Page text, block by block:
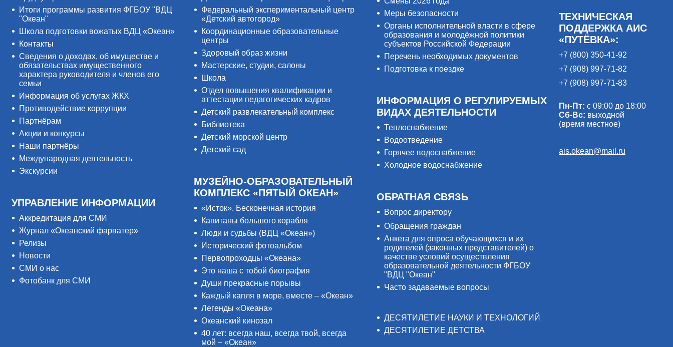
Итоги программы развития ФГБОУ "ВДЦ
"Океан"
Школа подготовки вожатых ВДЦ «Океан»
Контакты
Сведения о доходах, об имуществе и
обязательствах имущественного
характера руководителя и членов его
семьи
Информация об услугах ЖКХ
Противодействие коррупции
Партнёрам
Акции и конкурсы
Наши партнёры
Международная деятельность
Экскурсии
УПРАВЛЕНИЕ ИНФОРМАЦИИ
Аккредитация для СМИ
Журнал «Океанский фарватер»
Релизы
Новости
СМИ о нас
Фотобанк для СМИ
Федеральный экспериментальный центр
«Детский автогород»
Координационные образовательные
центры
Здоровый образ жизни
Мастерские, студии, салоны
Школа
Отдел повышения квалификации и
аттестации педагогических кадров
Детский развлекательный комплекс
Библиотека
Детский морской центр
Детский сад
МУЗЕЙНО-ОБРАЗОВАТЕЛЬНЫЙ
КОМПЛЕКС «ПЯТЫЙ ОКЕАН»
«Исток». Бесконечная история
Капитаны большого корабля
Люди и судьбы (ВДЦ «Океан»)
Исторический фотоальбом
Первопроходцы «Океана»
Это наша с тобой биография
Души прекрасные порывы
Каждый капля в море, вместе – «Океан»
Легенды «Океана»
Океанский кинозал
40 лет: всегда наш, всегда твой, всегда
мой – «Океан»
Меры безопасности
Органы исполнительной власти в сфере
образования и молодёжной политики
субъектов Российской Федерации
Перечень необходимых документов
Подготовка к поездке
ИНФОРМАЦИЯ О РЕГУЛИРУЕМЫХ
ВИДАХ ДЕЯТЕЛЬНОСТИ
Теплоснабжение
Водоотведение
Горячее водоснабжение
Холодное водоснабжение
ОБРАТНАЯ СВЯЗЬ
Вопрос директору
Обращения граждан
Анкета для опроса обучающихся и их
родителей (законных представителей) о
качестве условий осуществления
образовательной деятельности ФГБОУ
"ВДЦ "Океан"
Часто задаваемые вопросы
ДЕСЯТИЛЕТИЕ НАУКИ И ТЕХНОЛОГИЙ
ДЕСЯТИЛЕТИЕ ДЕТСТВА
ТЕХНИЧЕСКАЯ
ПОДДЕРЖКА АИС
«ПУТЁВКА»:
+7 (800) 350-41-92
+7 (908) 997-71-82
+7 (908) 997-71-83
Пн-Пт: с 09:00 до 18:00
Сб-Вс: выходной
(время местное)
ais.okean@mail.ru